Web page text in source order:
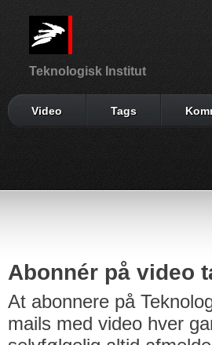
Teknologisk Institut
Video Tags
Abonnér på video
At abonnere på
mails med video hver